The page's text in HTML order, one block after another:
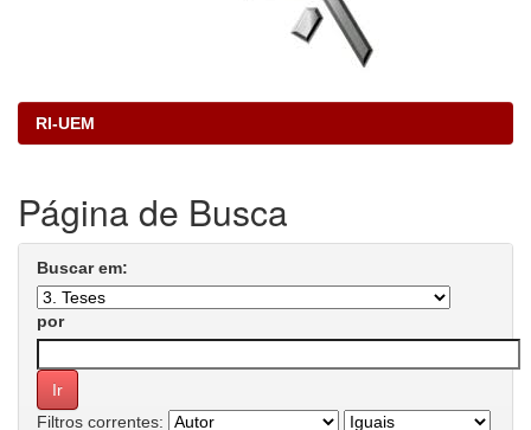
RI-UEM
Página de Busca
Buscar em:
por
Filtros correntes: